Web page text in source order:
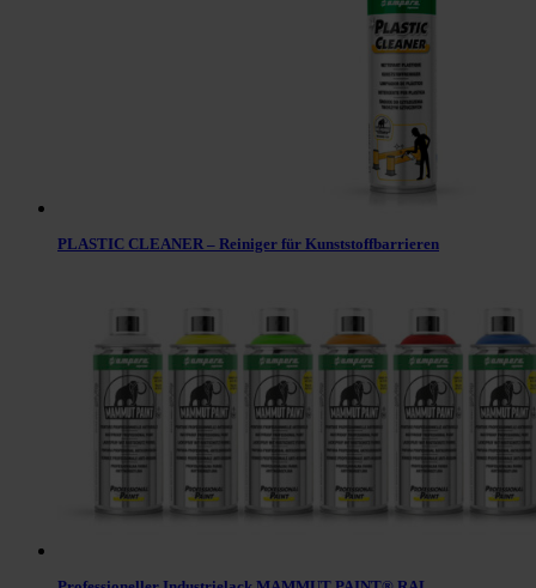
PLASTIC CLEANER – Reiniger für Kunststoffbarrieren